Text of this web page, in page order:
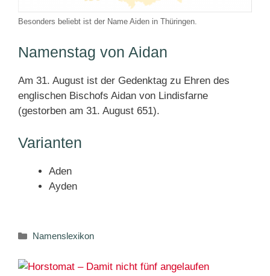
Besonders beliebt ist der Name Aiden in Thüringen.
Namenstag von Aidan
Am 31. August ist der Gedenktag zu Ehren des
englischen Bischofs Aidan von Lindisfarne
(gestorben am 31. August 651).
Varianten
Aden
Ayden
Kategorien
Namenslexikon